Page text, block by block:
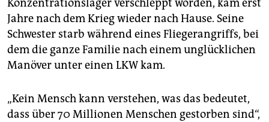
Konzentrationslager verschleppt worden, kam erst
Jahre nach dem Krieg wieder nach Hause. Seine
Schwester starb während eines Fliegerangriffs, bei
dem die ganze Familie nach einem unglücklichen
Manöver unter einen LKW kam.
„Kein Mensch kann verstehen, was das bedeutet,
dass über 70 Millionen Menschen gestorben sind“,